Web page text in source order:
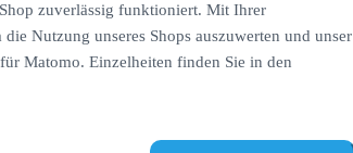
zuverlässig funktioniert. Mit Ihrer
Nutzung unseres Shops auszuwerten und unser
Matomo. Einzelheiten finden Sie in den